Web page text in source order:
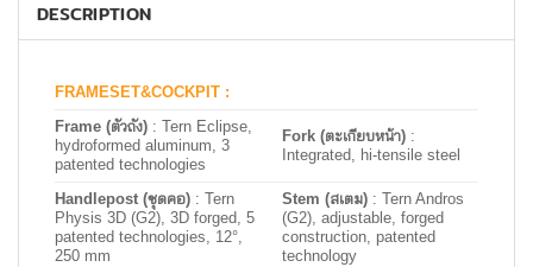
DESCRIPTION
FRAMESET&COCKPIT :
Frame (ตัวถัง) : Tern Eclipse,
hydroformed aluminum, 3
patented technologies
Fork (ตะเกียบหน้า) :
Integrated, hi-tensile steel
Handlepost (ชุดคอ) : Tern
Physis 3D (G2), 3D forged, 5
patented technologies, 12°,
250 mm
Stem (สเตม) : Tern Andros
(G2), adjustable, forged
construction, patented
technology